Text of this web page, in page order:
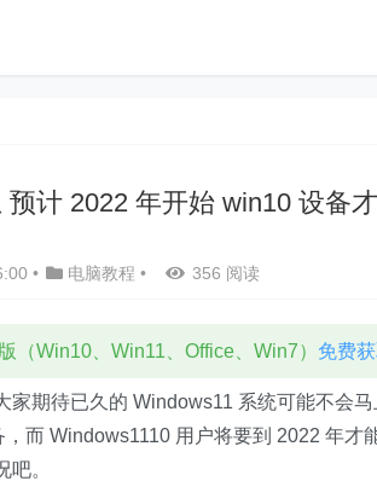
计 2022 年开始 win10 设备
• 电脑教程 • 356 阅读
（Win10、Win11、Office、Win7） 免费
期待已久的 Windows11 系统可能不会马
而 Windows1110 用户将要到 2022 年才
。